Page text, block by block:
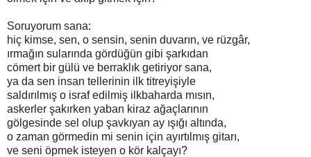
Soruyorum sana:
hiç kimse, sen, o sensin, senin duvarın, ve rüzgâr,
ırmağın sularında gördüğün gibi şarkıdan
cömert bir gülü ve berraklık getiriyor sana,
ya da sen insan tellerinin ilk titreyişiyle
saldırılmış o israf edilmiş ilkbaharda mısın,
askerler şakırken yaban kiraz ağaçlarının
gölgesinde sel olup şavkıyan ay ışığı altında,
o zaman görmedin mi senin için ayırtılmış gitarı,
ve seni öpmek isteyen o kör kalçayı?